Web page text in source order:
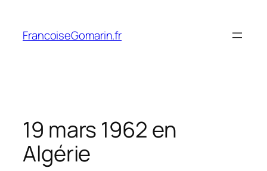
contenu
FrancoiseGomarin.fr
19 mars 1962 en
Algérie